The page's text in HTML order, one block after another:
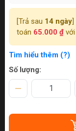
[Trả sau 14 ngày
toán 65.000 ₫ với
Tìm hiểu thêm (?)
Số lượng: